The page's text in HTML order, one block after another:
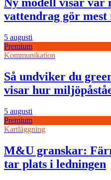
Ny modell visar var
vattendrag gör mest
5 augusti
Premium
Kommunikation
Så undviker du
visar hur
5 augusti
Premium
Kartläggning
M&U granskar:
tar plats i ledningen